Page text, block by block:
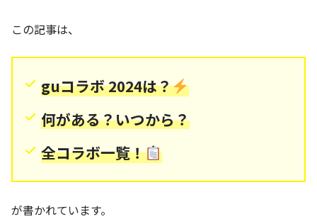
この記事は、
guコラボ 2024は？
何がある？いつから？
全コラボ一覧！
が書かれています。